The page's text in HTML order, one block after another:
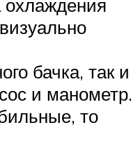
охлаждения
бачка, так и
и манометр.
то